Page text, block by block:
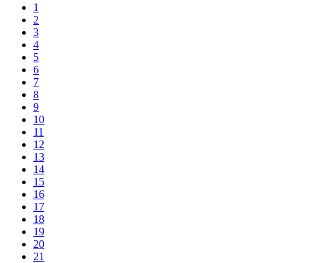
1
2
3
4
5
6
7
8
9
10
11
12
13
14
15
16
17
18
19
20
21